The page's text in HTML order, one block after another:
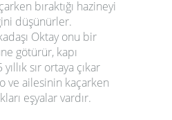
bıraktığı hazineyi
düşünürler.
Oktay onu bir
götürür, kapı
yıllık sır ortaya çıkar
ve ailesinin kaçarken
eşyalar vardır.